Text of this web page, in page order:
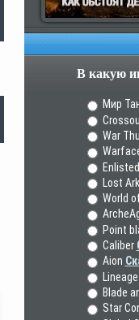
Опрос В какую
Мир
War
Enlisted
Lost Ark
World
Point
Caliber
Aion
Blade
Star